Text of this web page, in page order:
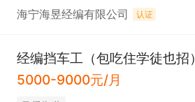
海宁海昱经编有限公司 认证
经编挡车工（包吃住学徒也招）
5000-9000元/月